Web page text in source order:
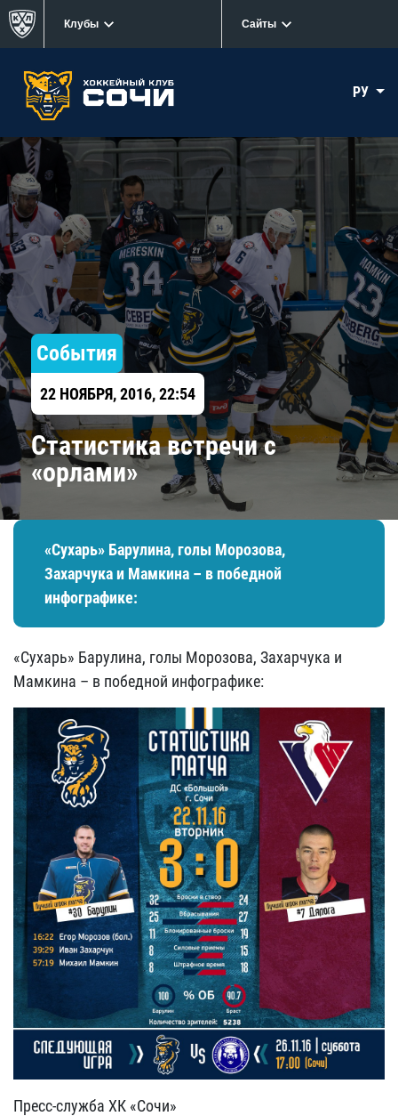
Клубы Сайты
РУ
События
22 НОЯБРЯ, 2016, 22:54
Статистика встречи с
«орлами»
«Сухарь» Барулина, голы Морозова,
Захарчука и Мамкина – в победной
инфографике:
«Сухарь» Барулина, голы Морозова, Захарчука и
Мамкина – в победной инфографике:
Пресс-служба ХК «Сочи»